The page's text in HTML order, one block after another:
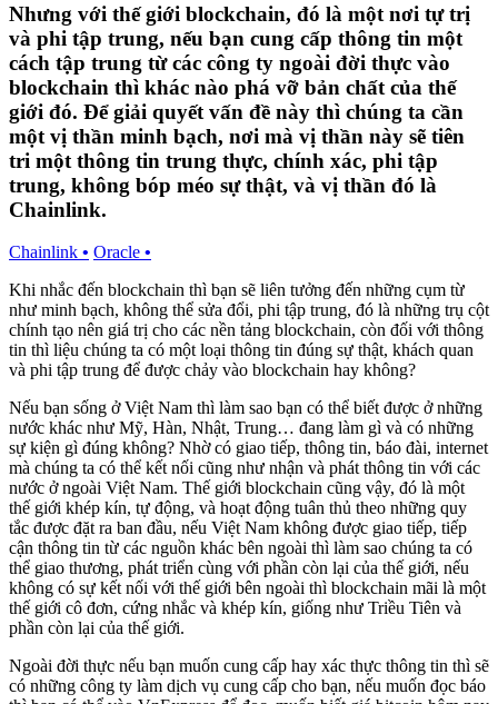
Nhưng với thế giới blockchain, đó là một nơi tự trị
và phi tập trung, nếu bạn cung cấp thông tin một
cách tập trung từ các công ty ngoài đời thực vào
blockchain thì khác nào phá vỡ bản chất của thế
giới đó. Để giải quyết vấn đề này thì chúng ta cần
một vị thần minh bạch, nơi mà vị thần này sẽ tiên
tri một thông tin trung thực, chính xác, phi tập
trung, không bóp méo sự thật, và vị thần đó là
Chainlink.
Chainlink • Oracle •
Khi nhắc đến blockchain thì bạn sẽ liên tưởng đến những cụm từ
như minh bạch, không thể sửa đổi, phi tập trung, đó là những trụ cột
chính tạo nên giá trị cho các nền tảng blockchain, còn đối với thông
tin thì liệu chúng ta có một loại thông tin đúng sự thật, khách quan
và phi tập trung để được chảy vào blockchain hay không?
Nếu bạn sống ở Việt Nam thì làm sao bạn có thể biết được ở những
nước khác như Mỹ, Hàn, Nhật, Trung… đang làm gì và có những
sự kiện gì đúng không? Nhờ có giao tiếp, thông tin, báo đài, internet
mà chúng ta có thể kết nối cũng như nhận và phát thông tin với các
nước ở ngoài Việt Nam. Thế giới blockchain cũng vậy, đó là một
thế giới khép kín, tự động, và hoạt động tuân thủ theo những quy
tắc được đặt ra ban đầu, nếu Việt Nam không được giao tiếp, tiếp
cận thông tin từ các nguồn khác bên ngoài thì làm sao chúng ta có
thể giao thương, phát triển cùng với phần còn lại của thế giới, nếu
không có sự kết nối với thế giới bên ngoài thì blockchain mãi là một
thế giới cô đơn, cứng nhắc và khép kín, giống như Triều Tiên và
phần còn lại của thế giới.
Ngoài đời thực nếu bạn muốn cung cấp hay xác thực thông tin thì sẽ
có những công ty làm dịch vụ cung cấp cho bạn, nếu muốn đọc báo